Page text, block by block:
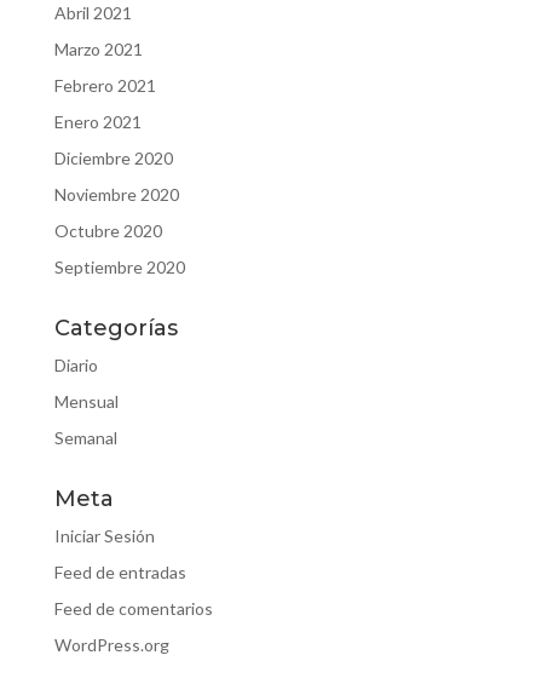
Abril 2021
Marzo 2021
Febrero 2021
Enero 2021
Diciembre 2020
Noviembre 2020
Octubre 2020
Septiembre 2020
Categorías
Diario
Mensual
Semanal
Meta
Iniciar Sesión
Feed de entradas
Feed de comentarios
WordPress.org